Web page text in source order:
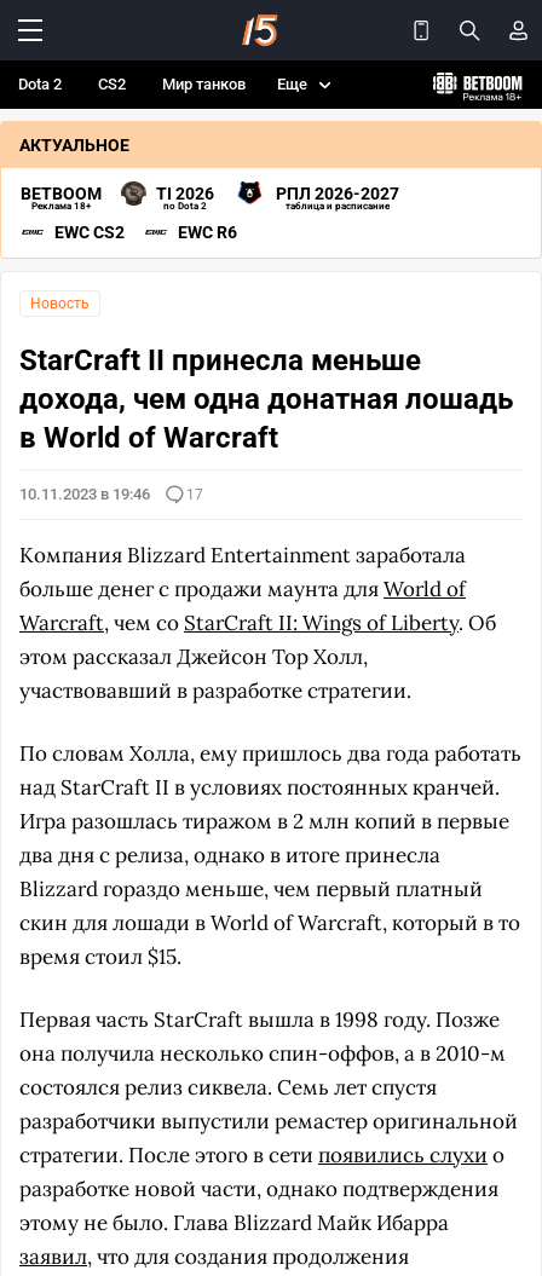
Dota 2 CS2 Мир танков Еще
АКТУАЛЬНОЕ
BETBOOM
Реклама 18+
TI 2026
по Dota 2
РПЛ 2026-2027
таблица и расписание
EWC CS2 EWC R6
Новость
StarCraft II принесла меньше
дохода, чем одна донатная лошадь
в World of Warcraft
10.11.2023 в 19:46 17
Компания Blizzard Entertainment заработала
больше денег с продажи маунта дляWorld of
Warcraft, чем со StarCraft II: Wings of Liberty. Об
этом рассказал Джейсон Тор Холл,
участвовавший в разработке стратегии.
По словам Холла, ему пришлось два года работать
над StarCraft II в условиях постоянных кранчей.
Игра разошлась тиражом в 2 млн копий в первые
два дня с релиза, однако в итоге принесла
Blizzard гораздо меньше, чем первый платный
скин для лошади в World of Warcraft, который в то
время стоил $15.
Первая часть StarCraft вышла в 1998 году. Позже
она получила несколько спин-оффов, а в 2010-м
состоялся релиз сиквела. Семь лет спустя
разработчики выпустили ремастер оригинальной
стратегии. После этого в сети появились слухи о
разработке новой части, однако подтверждения
этому не было. Глава Blizzard Майк Ибарра
заявил, что для создания продолжения